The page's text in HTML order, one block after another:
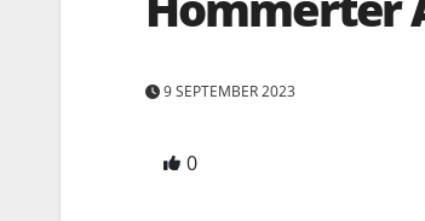
9 SEPTEMBER 2023
0